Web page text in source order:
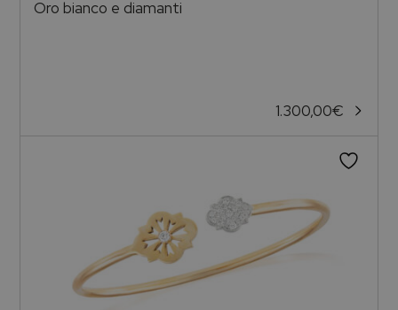
Oro bianco e diamanti
1.300,00€